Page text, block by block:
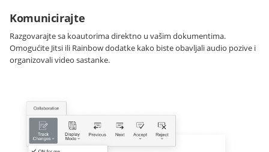
Komunicirajte
Razgovarajte sa koautorima direktno u vašim dokumentima.
Omogućite Jitsi ili Rainbow dodatke kako biste obavljali audio pozive i
organizovali video sastanke.